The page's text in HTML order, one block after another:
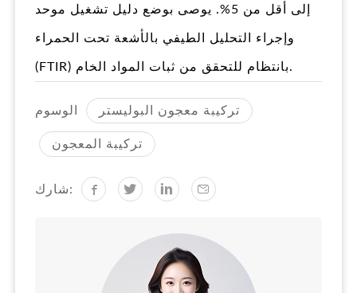
إلى أقل من 5%. يوصى بوضع دليل تشغيل موحد
وإجراء التحليل الطيفي بالأشعة تحت الحمراء
(FTIR) بانتظام للتحقق من ثبات المواد الخام.
تركيبة معجون البوليستر
تركيبة المعجون
شارك: